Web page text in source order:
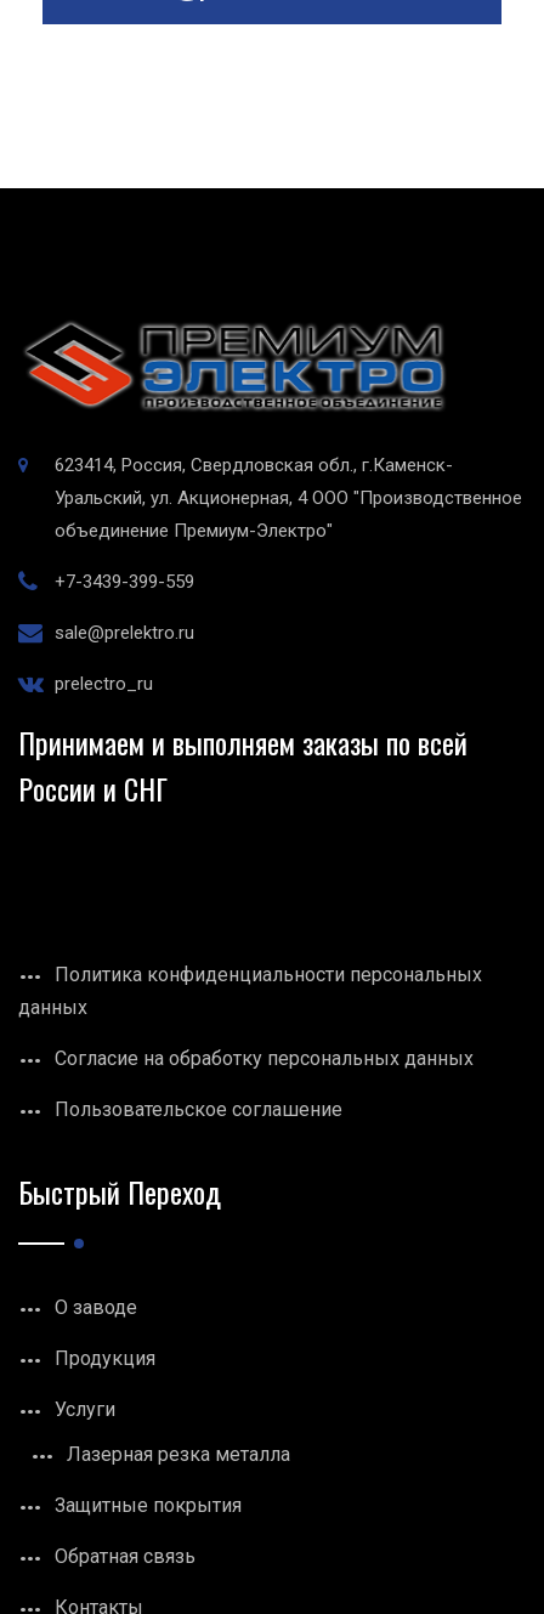
623414, Россия, Свердловская обл., г.Каменск-
Уральский, ул. Акционерная, 4 ООО "Производственное
объединение Премиум-Электро"
+7-3439-399-559
sale@prelektro.ru
prelectro_ru
Принимаем и выполняем заказы по всей
России и СНГ
Политика конфиденциальности персональных
данных
Согласие на обработку персональных данных
Пользовательское соглашение
Быстрый Переход
О заводе
Продукция
Услуги
Лазерная резка металла
Защитные покрытия
Обратная связь
Контакты